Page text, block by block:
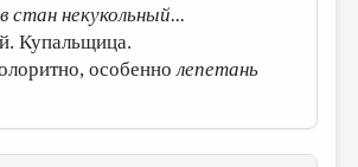
стан некукольный...
Купальщица.
особеннолепетань